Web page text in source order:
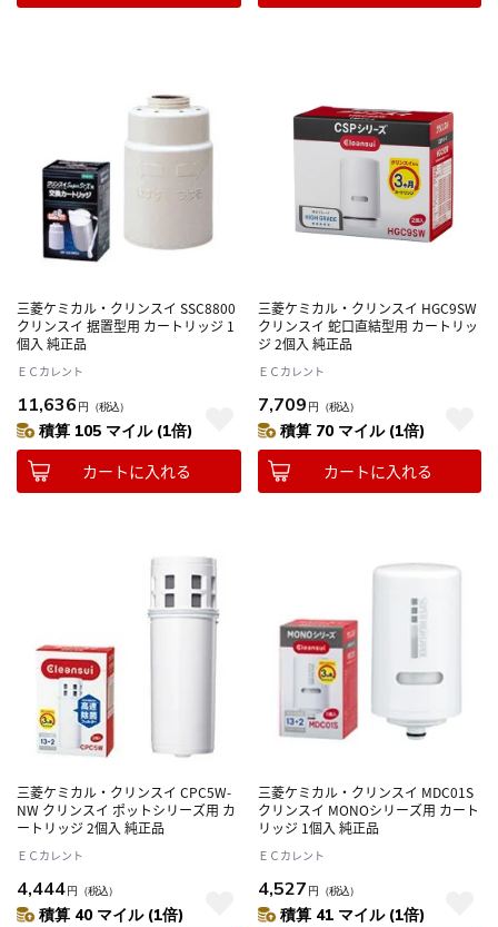
三菱ケミカル・クリンスイ SSC8800
クリンスイ 据置型用 カートリッジ 1
個入 純正品
ＥＣカレント
11,636 円 （税込）
積算 105 マイル (1倍)
カートに入れる
三菱ケミカル・クリンスイ HGC9SW
クリンスイ 蛇口直結型用 カートリッ
ジ 2個入 純正品
ＥＣカレント
7,709 円 （税込）
積算 70 マイル (1倍)
カートに入れる
三菱ケミカル・クリンスイ CPC5W-
NW クリンスイ ポットシリーズ用 カ
ートリッジ 2個入 純正品
ＥＣカレント
4,444円 （税込）
積算 40 マイル (1倍)
三菱ケミカル・クリンスイ MDC01S
クリンスイ MONOシリーズ用 カート
リッジ 1個入 純正品
ＥＣカレント
4,527 円 （税込）
積算 41 マイル (1倍)